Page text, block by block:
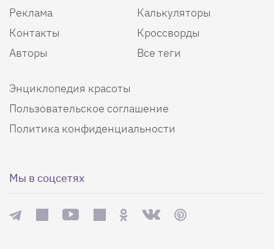
Реклама
Контакты
Авторы
Калькуляторы
Кроссворды
Все теги
Энциклопедия красоты
Пользовательское соглашение
Политика конфиденциальности
Мы в соцсетях